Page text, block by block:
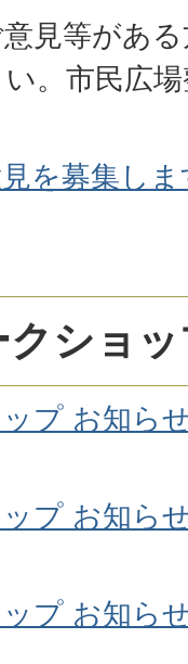
見等があ
。市民広
を募集しま
ショ
プ お知ら
プ お知ら
プ お知ら